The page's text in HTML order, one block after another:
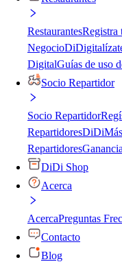
RestaurantesRegistra
Negocio
DigitalGuías de uso
Socio Repartidor
Socio Repartidor
Repartidores
Repartidores
DiDi Shop
Acerca
AcercaPreguntas
Contacto
Blog